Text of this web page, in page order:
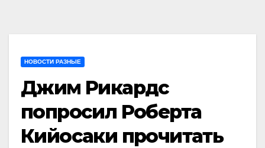
НОВОСТИ РАЗНЫЕ
Джим Рикардс
попросил Роберта
Кийосаки прочитать